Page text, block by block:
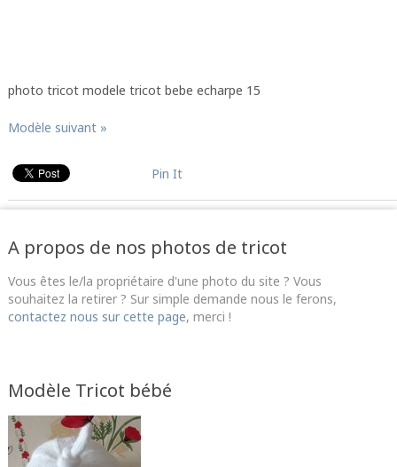
photo tricot modele tricot bebe echarpe 15
Modèle suivant »
Pin It
A propos de nos photos de tricot
Vous êtes le/la propriétaire d'une photo du site ? Vous
souhaitez la retirer ? Sur simple demande nous le ferons,
contactez nous sur cette page, merci !
Modèle Tricot bébé